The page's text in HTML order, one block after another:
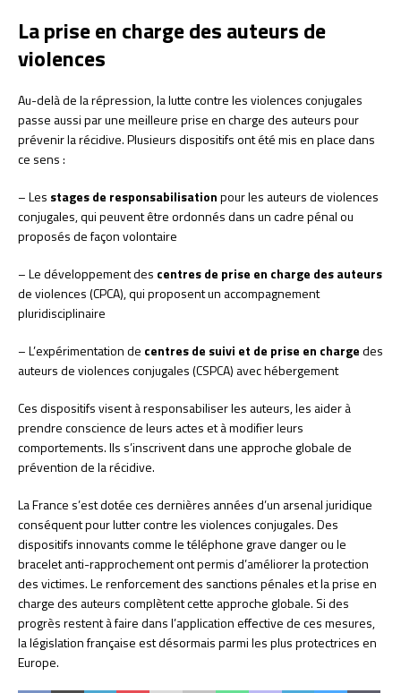
La prise en charge des auteurs de
violences
Au-delà de la répression, la lutte contre les violences conjugales
passe aussi par une meilleure prise en charge des auteurs pour
prévenir la récidive. Plusieurs dispositifs ont été mis en place dans
ce sens :
– Les stages de responsabilisationpour les auteurs de violences
conjugales, qui peuvent être ordonnés dans un cadre pénal ou
proposés de façon volontaire
– Le développement des centres de prise en charge des auteurs
de violences (CPCA), qui proposent un accompagnement
pluridisciplinaire
– L’expérimentation de centres de suivi et de prise en chargedes
auteurs de violences conjugales (CSPCA) avec hébergement
Ces dispositifs visent à responsabiliser les auteurs, les aider à
prendre conscience de leurs actes et à modifier leurs
comportements. Ils s’inscrivent dans une approche globale de
prévention de la récidive.
La France s’est dotée ces dernières années d’un arsenal juridique
conséquent pour lutter contre les violences conjugales. Des
dispositifs innovants comme le téléphone grave danger ou le
bracelet anti-rapprochement ont permis d’améliorer la protection
des victimes. Le renforcement des sanctions pénales et la prise en
charge des auteurs complètent cette approche globale. Si des
progrès restent à faire dans l’application effective de ces mesures,
la législation française est désormais parmi les plus protectrices en
Europe.